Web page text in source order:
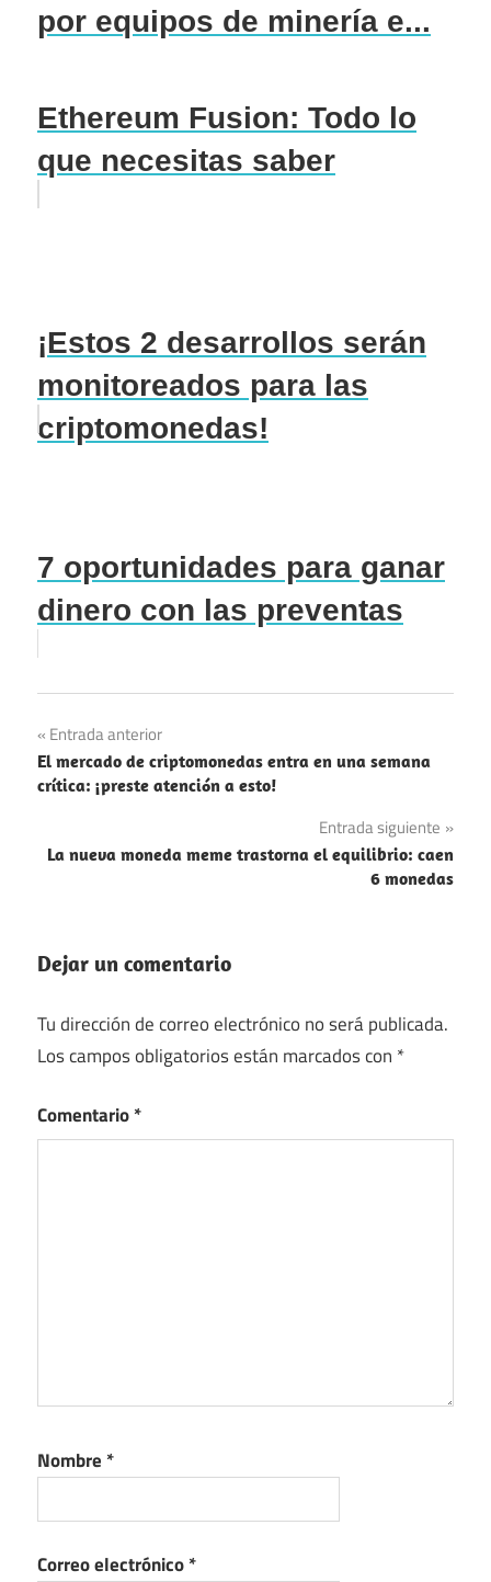
por equipos de minería e...
Ethereum Fusion: Todo lo
que necesitas saber
¡Estos 2 desarrollos serán
monitoreados para las
criptomonedas!
7 oportunidades para ganar
dinero con las preventas
Navegación
de
Entrada anterior
El mercado de criptomonedas entra en una semana
crítica: ¡preste atención a esto!
Entrada siguiente
La nueva moneda meme trastorna el equilibrio: caen
6 monedas
Dejar un comentario
Tu dirección de correo electrónico no será publicada.
Los campos obligatorios están marcados con *
Comentario*
Nombre *
Correo electrónico*